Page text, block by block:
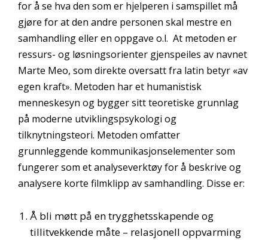
for å se hva den som er hjelperen i samspillet må
gjøre for at den andre personen skal mestre en
samhandling eller en oppgave o.l. At metoden er
ressurs- og løsningsorienter gjenspeiles av navnet
Marte Meo, som direkte oversatt fra latin betyr «av
egen kraft». Metoden har et humanistisk
menneskesyn og bygger sitt teoretiske grunnlag
på moderne utviklingspsykologi og
tilknytningsteori. Metoden omfatter
grunnleggende kommunikasjonselementer som
fungerer som et analyseverktøy for å beskrive og
analysere korte filmklipp av samhandling. Disse er:
Å bli møtt på en trygghetsskapende og
tillitvekkende måte – relasjonell oppvarming